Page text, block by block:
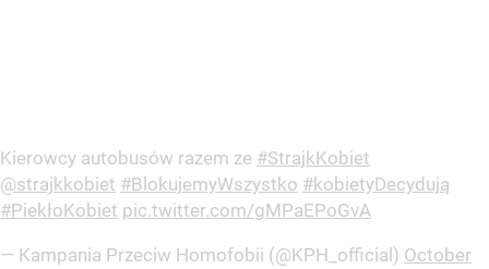
Kierowcy autobusów razem ze #StrajkKobiet
@strajkkobiet #BlokujemyWszystko #kobietyDecydują
#PiekłoKobiet pic.twitter.com/gMPaEPoGvA
— Kampania Przeciw Homofobii (@KPH_official) October